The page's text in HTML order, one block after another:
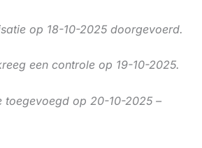
op 18-10-2025 doorgevoerd.
een controle op 19-10-2025.
toegevoegd op 20-10-2025 –